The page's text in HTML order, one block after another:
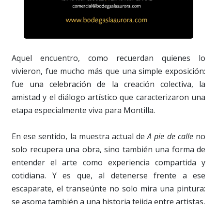
Aquel encuentro, como recuerdan quienes lo
vivieron, fue mucho más que una simple exposición:
fue una celebración de la creación colectiva, la
amistad y el diálogo artístico que caracterizaron una
etapa especialmente viva para Montilla.
En ese sentido, la muestra actual deA pie de calleno
solo recupera una obra, sino también una forma de
entender el arte como experiencia compartida y
cotidiana. Y es que, al detenerse frente a ese
escaparate, el transeúnte no solo mira una pintura:
se asoma también a una historia tejida entre artistas,